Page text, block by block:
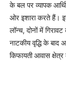
के बल पर व्यापक
ओर इशारा करते हैं।
लॉन्च, दोनों में
नाटकीय वृद्धि के
किफायती आवास